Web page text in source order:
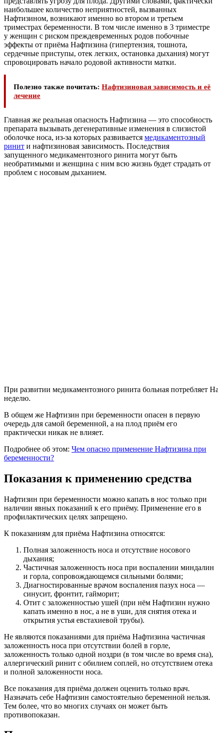
наибольшее количество неприятностей, вызванных
Нафтизином, возникают именно во втором и третьем
триместрах беременности. В том числе именно в 3 триместре
у женщин с риском преждевременных родов побочные
эффекты от приёма Нафтизина (гипертензия, тошнота,
сердечные приступы, отек легких, остановка дыхания) могут
спровоцировать начало родовой активности матки.
Полезно также почитать: Нафтизиновая зависимость и её
лечение
Главная же реальная опасность Нафтизина — это способность
препарата вызывать дегенеративные изменения в слизистой
оболочке носа, из-за которых развивается медикаментозный
ринит и нафтизиновая зависимость. Последствия
запущенного медикаментозного ринита могут быть
необратимыми и женщина с ним всю жизнь будет страдать от
проблем с носовым дыханием.
При развитии медикаментозного ринита больная потребляет
неделю.
В общем же Нафтизин при беременности опасен в первую
очередь для самой беременной, а на плод приём его
практически никак не влияет.
Подробнее об этом: Чем опасно применение Нафтизина при
беременности?
Показания к применению средства
Нафтизин при беременности можно капать в нос только при
наличии явных показаний к его приёму. Применение его в
профилактических целях запрещено.
К показаниям для приёма Нафтизина относятся:
Полная заложенность носа и отсутствие носового
дыхания;
Частичная заложенность носа при воспалении миндалин
и горла, сопровождающемся сильными болями;
Диагностированные врачом воспаления пазух носа —
синусит, фронтит, гайморит;
Отит с заложенностью ушей (при нём Нафтизин нужно
капать именно в нос, а не в уши, для снятия отека и
открытия устья евстахиевой трубы).
Не являются показаниями для приёма Нафтизина частичная
заложенность носа при отсутствии болей в горле,
заложенность только одной ноздри (в том числе во время сна),
аллергический ринит с обилием соплей, но отсутствием отека
и полной заложенности носа.
Все показания для приёма должен оценить только врач.
Назначать себе Нафтизин самостоятельно беременной нельзя.
Тем более, что во многих случаях он может быть
противопоказан.